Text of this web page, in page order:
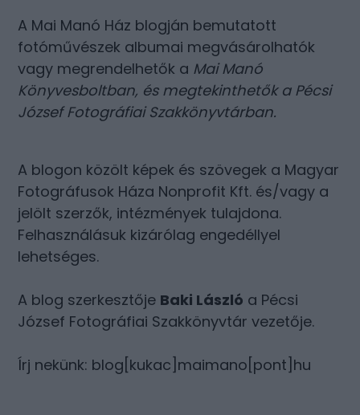
A Mai Manó Ház blogján bemutatott
fotóművészek albumai megvásárolhatók
vagy megrendelhetők a Mai Manó
Könyvesboltban, és megtekinthetők a Pécsi
József Fotográfiai Szakkönyvtárban.
A blogon közölt képek és szövegek a Magyar
Fotográfusok Háza Nonprofit Kft. és/vagy a
jelölt szerzők, intézmények tulajdona.
Felhasználásuk kizárólag engedéllyel
lehetséges.
A blog szerkesztője Baki László a Pécsi
József Fotográfiai Szakkönyvtár vezetője.
Írj nekünk: blog[kukac]maimano[pont]hu